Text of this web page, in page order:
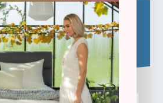
de hoogte!
voor de gratis e-newsletter.